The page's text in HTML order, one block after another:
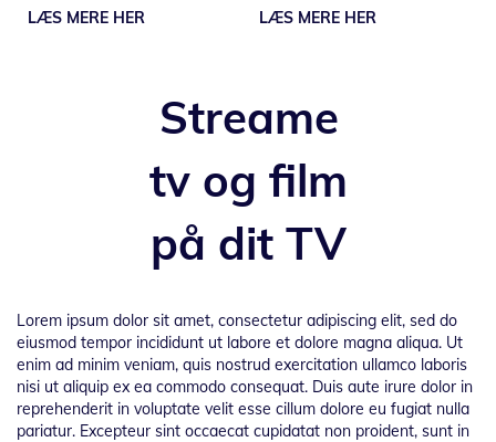
LÆS MERE HER LÆS MERE HER
Streame
tv og film
på dit TV
Lorem ipsum dolor sit amet, consectetur adipiscing elit, sed do
eiusmod tempor incididunt ut labore et dolore magna aliqua. Ut
enim ad minim veniam, quis nostrud exercitation ullamco laboris
nisi ut aliquip ex ea commodo consequat. Duis aute irure dolor in
reprehenderit in voluptate velit esse cillum dolore eu fugiat nulla
pariatur. Excepteur sint occaecat cupidatat non proident, sunt in